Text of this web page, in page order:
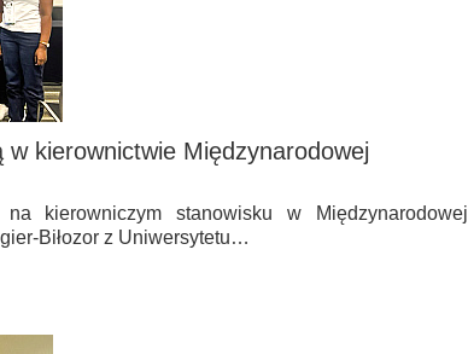
kierownictwie Międzynarodowej
kierowniczym stanowisku w Międzynarodowej
Biłozor z Uniwersytetu…